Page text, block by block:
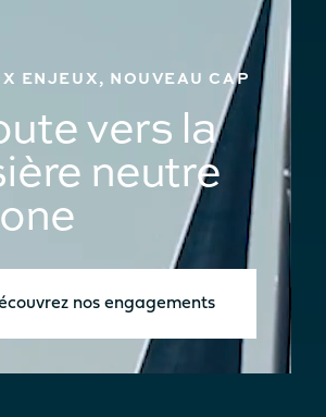
ENJEUX, NOUVEAU CAP
vers la
neutre
nos engagements